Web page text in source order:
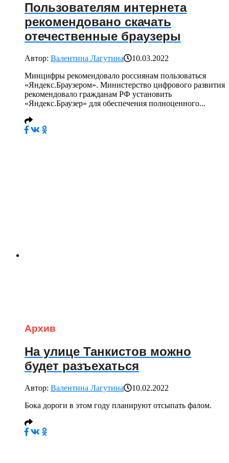
Пользователям интернета
рекомендовано скачать
отечественные браузеры
Автор: Валентина Лагутина
10.03.2022
Минцифры рекомендовало россиянам пользоваться
«Яндекс.Браузером». Министерство цифрового развития
рекомендовало гражданам РФ установить
«Яндекс.Браузер» для обеспечения полноценного...
Архив
На улице Танкистов можно
будет разъехаться
Автор: Валентина Лагутина
10.02.2022
Бока дороги в этом году планируют отсыпать фалом.